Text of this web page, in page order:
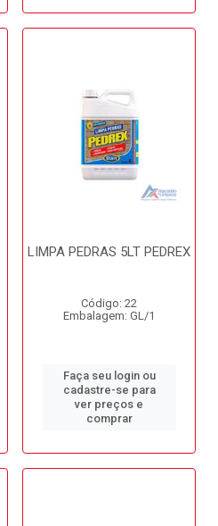
LIMPA PEDRAS 5LT PEDREX
Código: 22
Embalagem: GL/1
Faça seu login ou
cadastre-se para
ver preços e
comprar